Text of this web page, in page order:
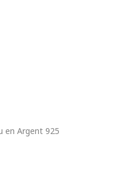
en Argent 925